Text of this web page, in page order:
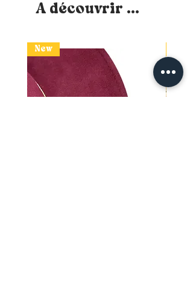
A découvrir ...
New